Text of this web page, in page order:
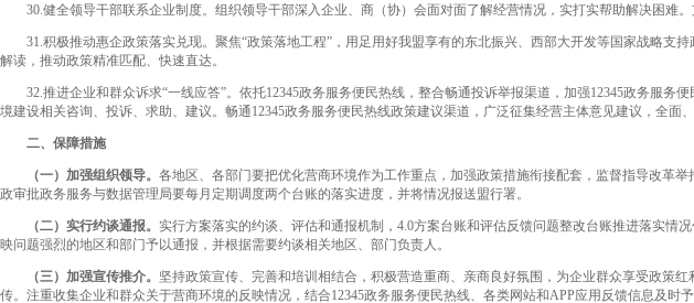
30.健全领导干部联系企业制度。组织领导干部深入企业、商（协）会面对面了解经营情况，实打实帮助解决困难
31.积极推动惠企政策落实兑现。聚焦“政策落地工程”，用足用好我盟享有的东北振兴、西部大开发等国家战略支
解读，推动政策精准匹配、快速直达。
32.推进企业和群众诉求“一线应答”。依托12345政务服务便民热线，整合畅通投诉举报渠道，加强12345政务服务
境建设相关咨询、投诉、求助、建议。畅通12345政务服务便民热线政策建议渠道，广泛征集经营主体意见建议，全面
二、保障措施
（一）加强组织领导。 各地区、各部门要把优化营商环境作为工作重点，加强政策措施衔接配套，监督指导改革
政审批政务服务与数据管理局要每月定期调度两个台账的落实进度，并将情况报送盟行署。
（二）实行约谈通报。 实行方案落实的约谈、评估和通报机制，4.0方案台账和评估反馈问题整改台账推进落实情
映问题强烈的地区和部门予以通报，并根据需要约谈相关地区、部门负责人。
（三）加强宣传推介。 坚持政策宣传、完善和培训相结合，积极营造重商、亲商良好氛围，为企业群众享受政策
传。注重收集企业和群众关于营商环境的反映情况，结合12345政务服务便民热线、各类网站和APP应用反馈信息及时予